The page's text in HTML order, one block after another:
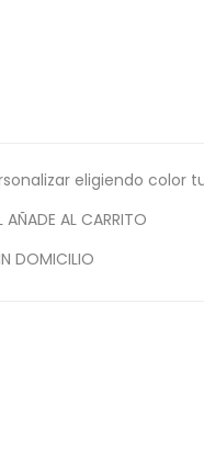
eligiendo
AÑADE AL CARRITO
DOMICILIO